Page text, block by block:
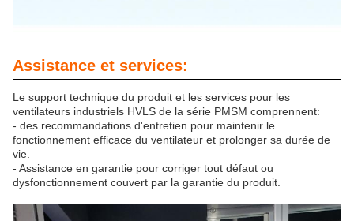
Assistance et services:
Le support technique du produit et les services pour les
ventilateurs industriels HVLS de la série PMSM comprennent:
- des recommandations d'entretien pour maintenir le
fonctionnement efficace du ventilateur et prolonger sa durée de
vie.
- Assistance en garantie pour corriger tout défaut ou
dysfonctionnement couvert par la garantie du produit.